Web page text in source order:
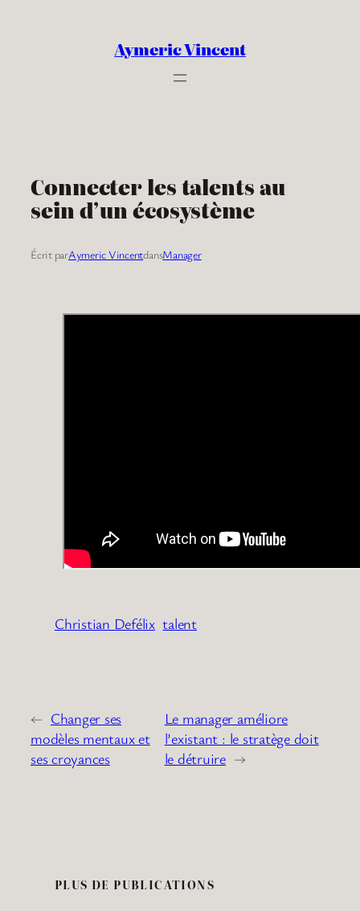
Aymeric Vincent
Connecter les talents au
sein d’un écosystème
Écrit parAymeric VincentdansManager
Christian Defélix talent
← Changer ses
modèles mentaux et
ses croyances
Le manager améliore
l’existant : le stratège doit
le détruire →
PLUS DE PUBLICATIONS